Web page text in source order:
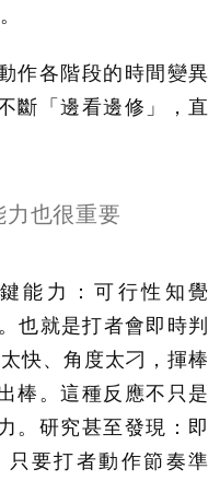
作各階段的時間變異
斷「邊看邊修」，直
也很重要
能力：可行性知覺
也就是打者會即時判
快、角度太刁，揮棒
棒。這種反應不只是
。研究甚至發現：即
要打者動作節奏準